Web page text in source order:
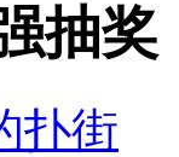
抽奖
扑街